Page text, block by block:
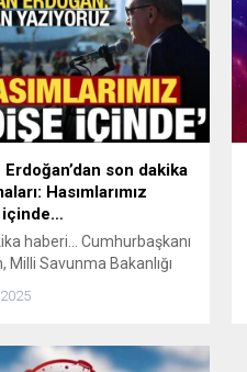
Erdoğan’dan son dakika
Hasımlarımız
içinde…
haberi... Cumhurbaşkanı
Milli Savunma Bakanlığı
Mavi Vatan